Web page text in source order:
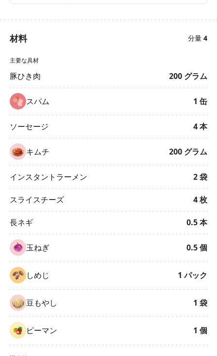
材料 分量 4
主要な具材
豚ひき肉 200 グラム
スパム 1 缶
ソーセージ 4本
キムチ 200 グラム
インスタントラーメン 2袋
スライスチーズ 4枚
長ネギ 0.5本
玉ねぎ 0.5個
しめじ 1 パック
豆もやし 1 袋
ピーマン 1 個